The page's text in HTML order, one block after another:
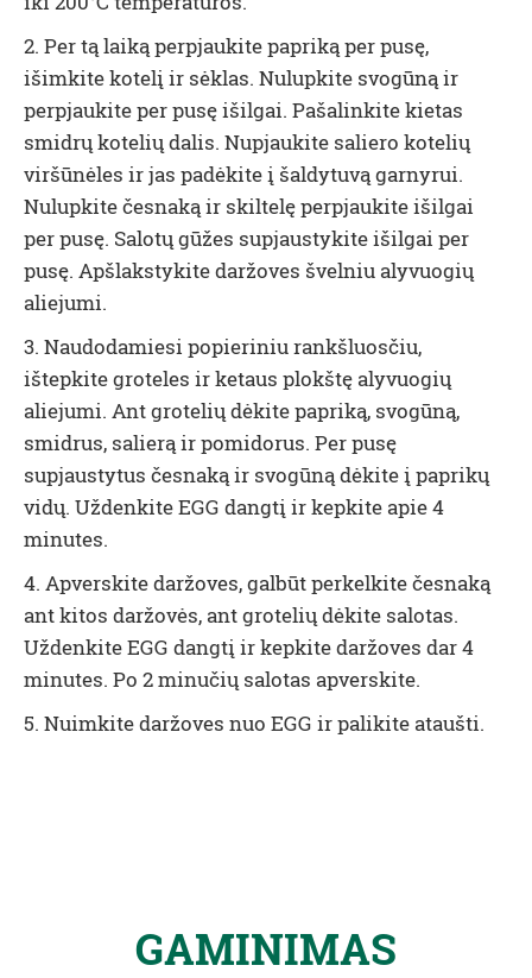
2. Per tą laiką perpjaukite papriką per pusę,
išimkite kotelį ir sėklas. Nulupkite svogūną ir
perpjaukite per pusę išilgai. Pašalinkite kietas
smidrų kotelių dalis. Nupjaukite saliero kotelių
viršūnėles ir jas padėkite į šaldytuvą garnyrui.
Nulupkite česnaką ir skiltelę perpjaukite išilgai
per pusę. Salotų gūžes supjaustykite išilgai per
pusę. Apšlakstykite daržoves švelniu alyvuogių
aliejumi.
3. Naudodamiesi popieriniu rankšluosčiu,
ištepkite groteles ir ketaus plokštę alyvuogių
aliejumi. Ant grotelių dėkite papriką, svogūną,
smidrus, salierą ir pomidorus. Per pusę
supjaustytus česnaką ir svogūną dėkite į paprikų
vidų. Uždenkite EGG dangtį ir kepkite apie 4
minutes.
4. Apverskite daržoves, galbūt perkelkite česnaką
ant kitos daržovės, ant grotelių dėkite salotas.
Uždenkite EGG dangtį ir kepkite daržoves dar 4
minutes. Po 2 minučių salotas apverskite.
5. Nuimkite daržoves nuo EGG ir palikite ataušti.
GAMINIMAS